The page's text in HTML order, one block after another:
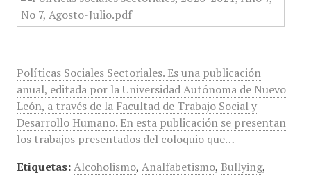
Políticas Sociales Sectoriales. Es una publicación
anual, editada por la Universidad Autónoma de Nuevo
León, a través de la Facultad de Trabajo Social y
Desarrollo Humano. En esta publicación se presentan
los trabajos presentados del coloquio que…
Etiquetas: Alcoholismo, Analfabetismo, Bullying,